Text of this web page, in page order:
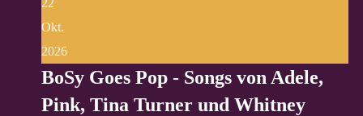
Okt.
2026
BoSy Goes Pop - Songs von Adele,
Pink, Tina Turner und Whitney